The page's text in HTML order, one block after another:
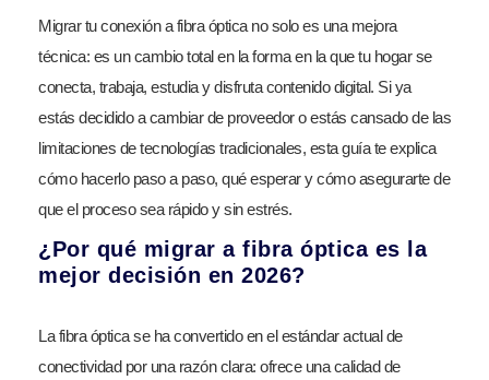
Migrar tu conexión a fibra óptica no solo es una mejora
técnica: es un cambio total en la forma en la que tu hogar se
conecta, trabaja, estudia y disfruta contenido digital. Si ya
estás decidido a cambiar de proveedor o estás cansado de las
limitaciones de tecnologías tradicionales, esta guía te explica
cómo hacerlo paso a paso, qué esperar y cómo asegurarte de
que el proceso sea rápido y sin estrés.
¿Por qué migrar a fibra óptica es la
mejor decisión en 2026?
La fibra óptica se ha convertido en el estándar actual de
conectividad por una razón clara: ofrece una calidad de